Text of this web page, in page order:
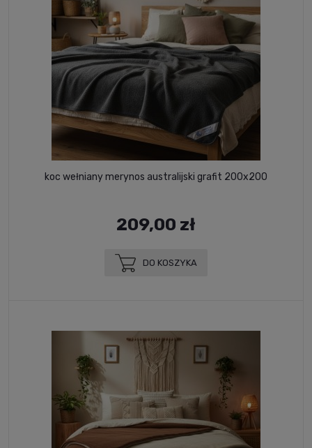
koc wełniany merynos australijski grafit 200x200
209,00 zł
DO KOSZYKA